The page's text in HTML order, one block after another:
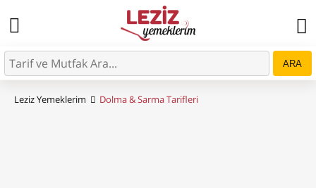
ARA
Leziz Yemeklerim Dolma & Sarma Tarifleri